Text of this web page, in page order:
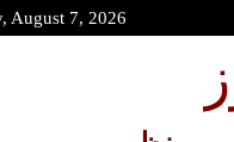
August 7, 2026